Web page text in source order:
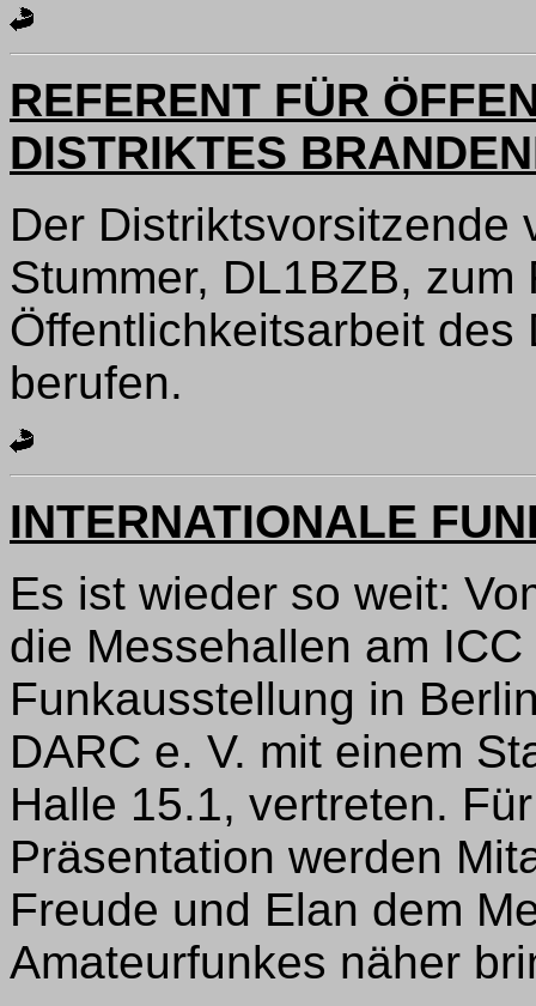
REFERENT FÜR
DISTRIKTES
Der Distriktsvorsitzende
Stummer, DL1BZB, zum
Öffentlichkeitsarbeit
berufen.
INTERNATIONALE
Es ist wieder so weit:
die Messehallen am
Funkausstellung in
DARC e. V. mit einem
Halle 15.1, vertreten.
Präsentation werden
Freude und Elan dem
Amateurfunkes näher